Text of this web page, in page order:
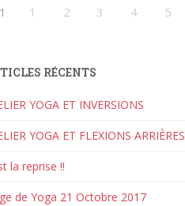
1 2 3 4 5
RÉCENTS
YOGA ET INVERSIONS
YOGA ET FLEXIONS ARRIÈRES
la reprise !!
de Yoga 21 Octobre 2017